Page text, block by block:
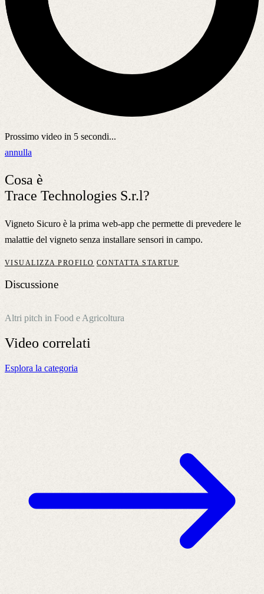
Prossimo video in 5 secondi...
annulla
Cosa è
Trace Technologies S.r.l?
Vigneto Sicuro è la prima web-app che permette di prevedere le
malattie del vigneto senza installare sensori in campo.
VISUALIZZA PROFILO CONTATTA STARTUP
Discussione
Altri pitch in Food e Agricoltura
Video correlati
Esplora la categoria